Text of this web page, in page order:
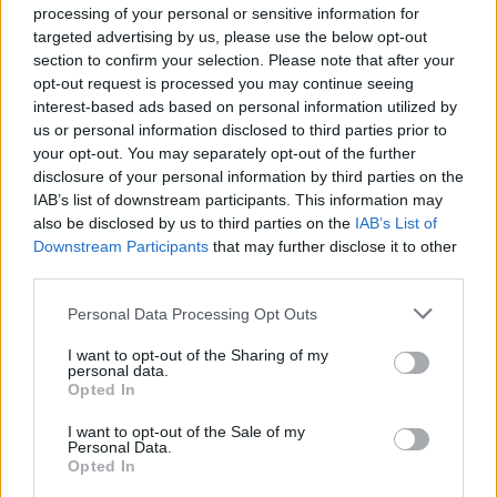
processing of your personal or sensitive information for
targeted advertising by us, please use the below opt-out
section to confirm your selection. Please note that after your
opt-out request is processed you may continue seeing
interest-based ads based on personal information utilized by
us or personal information disclosed to third parties prior to
your opt-out. You may separately opt-out of the further
disclosure of your personal information by third parties on the
IAB’s list of downstream participants. This information may
also be disclosed by us to third parties on the IAB’s List of
Downstream Participants that may further disclose it to other
Personal Data Processing Opt Outs
I want to opt-out of the Sharing of my
personal data.
Opted In
I want to opt-out of the Sale of my
Personal Data.
Opted In
pourriez ressentir les choses avec intensité, tout en
ayant une meilleure capacité à faire le tri entre ce qui
mérite votre attention et ce qui doit être laissé de
côté. Une situation relationnelle ou professionnelle
peut évoluer subtilement, avec un détail révélateur
qui vous aidera à mieux comprendre les intentions en
présence. Sur le plan émotionnel, il y a une invitation
à ne pas garder pour vous tout ce qui pèse, surtout si
un échange sincère peut alléger l’atmosphère. Les
influences du jour soutiennent aussi les démarches
utiles. Évitez cependant les réactions trop fermes
face à une contrariété mineure. En soirée, vous
pourriez retrouver un sentiment de maîtrise plus
apaisé.
Sagittaire
Cette journée du 30 mai 2026 ouvre un espace